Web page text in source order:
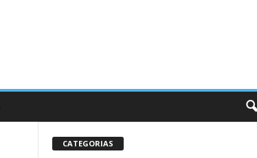
CATEGORIAS